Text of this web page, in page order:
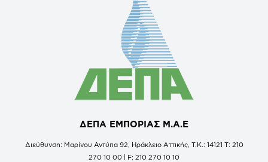
ΔΕΠΑ ΕΜΠΟΡΙΑΣ Μ.Α.Ε
Διεύθυνση: Μαρίνου Αντύπα 92, Ηράκλειο Αττικής, Τ.Κ.: 14121 Τ: 210
270 10 00 | F: 210 270 10 10